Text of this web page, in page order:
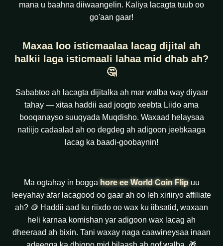
mana u baahna diiwaangelin. Kaliya lacagta tuub oo
go'aan gaar!
Maxaa loo isticmaalaa lacag dijital ah
halkii laga isticmaali lahaa mid dhab ah?
🤔
Sababtoo ah lacagta dijitalka ah mar walba way diyaar
tahay — xitaa haddii aad joogto xeebta Liido ama
booqanayso suuqyada Muqdisho. Waxaad helaysaa
natiijo cadaalad ah oo degdeg ah adigoon jeebkaaga
lacag ka baadi-goobaynin!
Ma ogtahay in bogga hore ee World Coin Flipuu
leeyahay afar lacagood oo gaar ah oo leh xiriiryo affiliate
ah? 🪙 Haddii aad ku riixdo oo wax ku iibsatid, waxaan
heli karnaa komishan yar adigoon wax lacag ah
dheeraad ah bixin. Tani waxay naga caawineysaa inaan